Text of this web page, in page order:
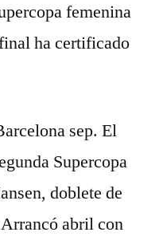
femenina
ha certificado
sep. El
Supercopa
doblete de
abril con